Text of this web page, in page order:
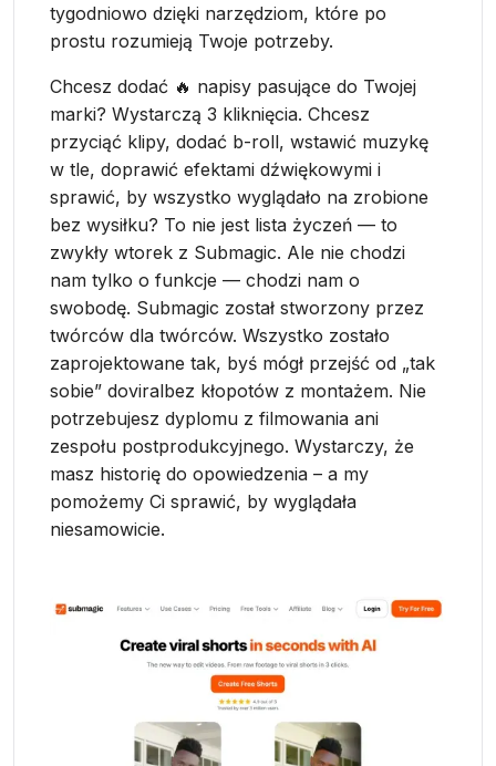
tygodniowo dzięki narzędziom, które po
prostu rozumieją Twoje potrzeby.
Chcesz dodać 🔥 napisy pasujące do Twojej
marki? Wystarczą 3 kliknięcia. Chcesz
przyciąć klipy, dodać b-roll, wstawić muzykę
w tle, doprawić efektami dźwiękowymi i
sprawić, by wszystko wyglądało na zrobione
bez wysiłku? To nie jest lista życzeń — to
zwykły wtorek z Submagic. Ale nie chodzi
nam tylko o funkcje — chodzi nam o
swobodę. Submagic został stworzony przez
twórców dla twórców. Wszystko zostało
zaprojektowane tak, byś mógł przejść od „tak
sobie” doviralbez kłopotów z montażem. Nie
potrzebujesz dyplomu z filmowania ani
zespołu postprodukcyjnego. Wystarczy, że
masz historię do opowiedzenia – a my
pomożemy Ci sprawić, by wyglądała
niesamowicie.